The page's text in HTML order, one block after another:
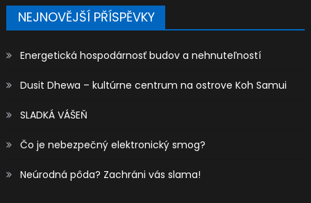
NEJNOVĚJŠÍ PŘÍSPĚVKY
Energetická hospodárnosť budov a nehnuteľností
Dusit Dhewa – kultúrne centrum na ostrove Koh Samui
SLADKÁ VÁŠEŇ
Čo je nebezpečný elektronický smog?
Neúrodná pôda? Zachráni vás slama!